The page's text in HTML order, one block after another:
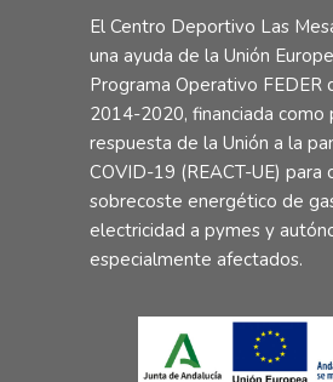
El Centro Deportivo Las
una ayuda de la Unión
Programa Operativo FEDER
2014-2020, financiada como
respuesta de la Unión a la
COVID-19 (REACT-UE) para
sobrecoste energético de
electricidad a pymes y
especialmente afectados.